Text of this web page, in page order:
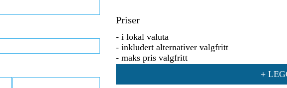
Priser
- i lokal valuta
- inkludert alternativer valgfritt
- maks pris valgfritt
+